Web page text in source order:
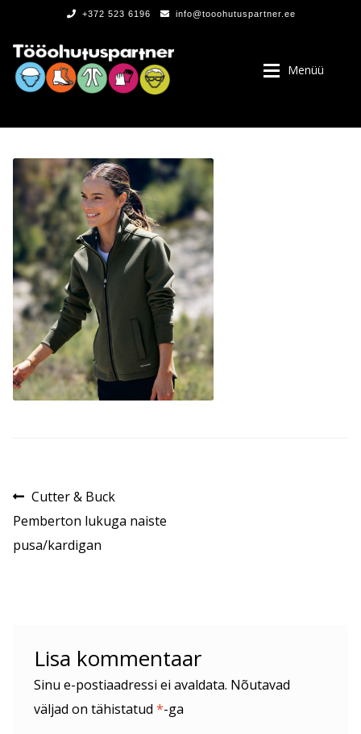
+372 523 6196 info@tooohutuspartner.ee
Menüü
Navigeerimine
Eelmine
postitus:
Cutter & Buck
Pemberton lukuga naiste
pusa/kardigan
Lisa kommentaar
Sinu e-postiaadressi ei avaldata. Nõutavad
väljad on tähistatud *-ga